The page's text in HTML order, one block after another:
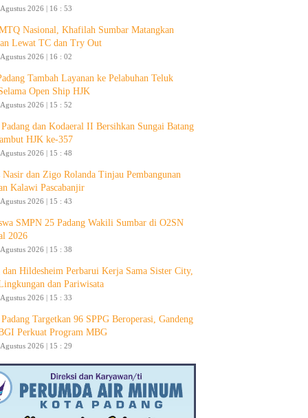
2026 | 16 : 53
Nasional, Khafilah Sumbar Matangkan
Lewat TC dan Try Out
2026 | 16 : 02
Tambah Layanan ke Pelabuhan Teluk
Open Ship HJK
2026 | 15 : 52
dan Kodaeral II Bersihkan Sungai Batang
HJK ke-357
2026 | 15 : 48
Nasir dan Zigo Rolanda Tinjau Pembangunan
Kalawi Pascabanjir
2026 | 15 : 43
SMPN 25 Padang Wakili Sumbar di O2SN
2026
2026 | 15 : 38
dan Hildesheim Perbarui Kerja Sama Sister City,
dan Pariwisata
2026 | 15 : 33
Targetkan 96 SPPG Beroperasi, Gandeng
Perkuat Program MBG
2026 | 15 : 29